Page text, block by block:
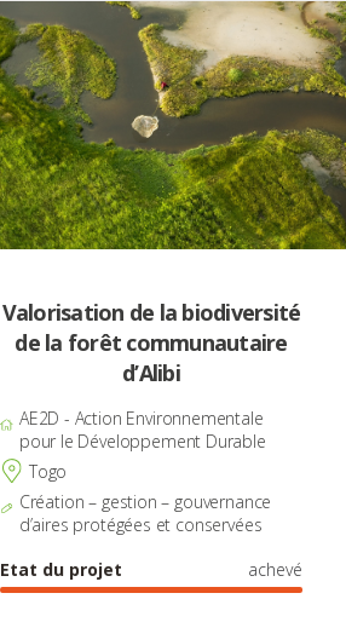
Valorisation de la biodiversité
de la forêt communautaire
d’Alibi
AE2D - Action Environnementale
pour le Développement Durable
Togo
Création – gestion – gouvernance
d’aires protégées et conservées
Etat du projet
achevé